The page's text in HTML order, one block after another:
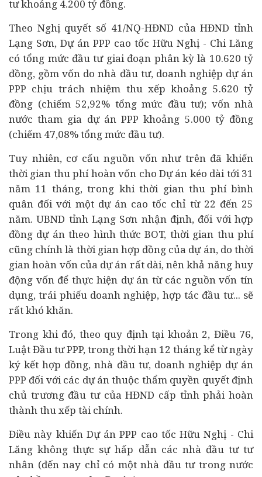
tư khoảng 4.200 tỷ đồng.
Theo Nghị quyết số 41/NQ-HĐND của HĐND tỉnh
Lạng Sơn, Dự án PPP cao tốc Hữu Nghị - Chi Lăng
có tổng mức đầu tư giai đoạn phân kỳ là 10.620 tỷ
đồng, gồm vốn do nhà đầu tư, doanh nghiệp dự án
PPP chịu trách nhiệm thu xếp khoảng 5.620 tỷ
đồng (chiếm 52,92% tổng mức đầu tư); vốn nhà
nước tham gia dự án PPP khoảng 5.000 tỷ đồng
(chiếm 47,08% tổng mức đầu tư).
Tuy nhiên, cơ cấu nguồn vốn như trên đã khiến
thời gian thu phí hoàn vốn cho Dự án kéo dài tới 31
năm 11 tháng, trong khi thời gian thu phí bình
quân đối với một dự án cao tốc chỉ từ 22 đến 25
năm. UBND tỉnh Lạng Sơn nhận định, đối với hợp
đồng dự án theo hình thức BOT, thời gian thu phí
cũng chính là thời gian hợp đồng của dự án, do thời
gian hoàn vốn của dự án rất dài, nên khả năng huy
động vốn để thực hiện dự án từ các nguồn vốn tín
dụng, trái phiếu doanh nghiệp, hợp tác đầu tư... sẽ
rất khó khăn.
Trong khi đó, theo quy định tại khoản 2, Điều 76,
Luật Đầu tư PPP, trong thời hạn 12 tháng kể từ ngày
ký kết hợp đồng, nhà đầu tư, doanh nghiệp dự án
PPP đối với các dự án thuộc thẩm quyền quyết định
chủ trương đầu tư của HĐND cấp tỉnh phải hoàn
thành thu xếp tài chính.
Điều này khiến Dự án PPP cao tốc Hữu Nghị - Chi
Lăng không thực sự hấp dẫn các nhà đầu tư tư
nhân (đến nay chỉ có một nhà đầu tư trong nước